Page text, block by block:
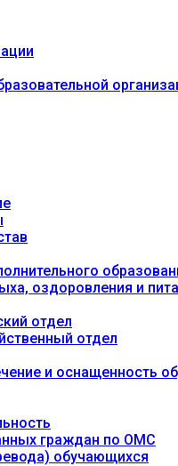
оздоровления и
отдел
отдел
и оснащенность
граждан по ОМС
обучающихся